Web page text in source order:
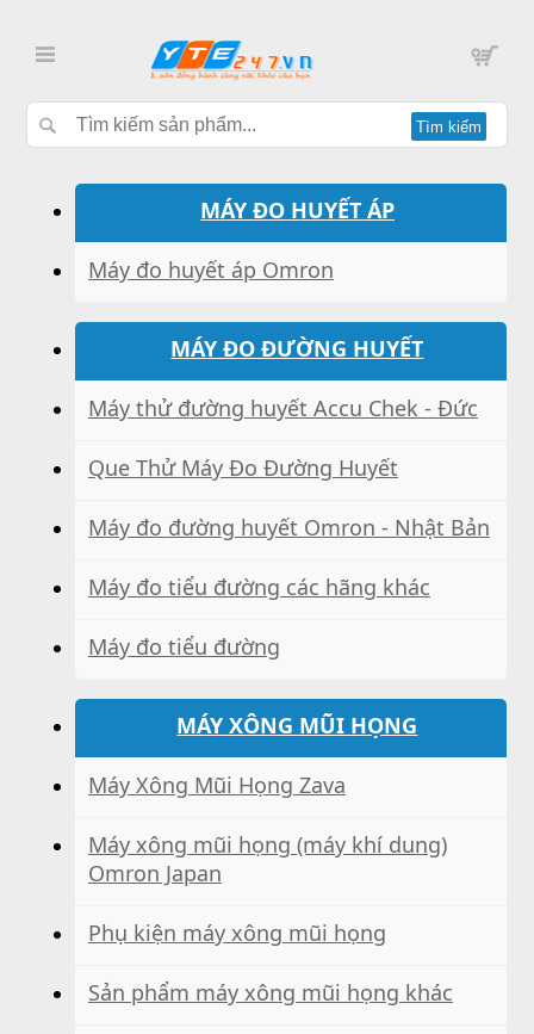
Tìm kiếm
MÁY ĐO HUYẾT ÁP
Máy đo huyết áp Omron
MÁY ĐO ĐƯỜNG HUYẾT
Máy thử đường huyết Accu Chek - Đức
Que Thử Máy Đo Đường Huyết
Máy đo đường huyết Omron - Nhật Bản
Máy đo tiểu đường các hãng khác
Máy đo tiểu đường
MÁY XÔNG MŨI HỌNG
Máy Xông Mũi Họng Zava
Máy xông mũi họng (máy khí dung)
Omron Japan
Phụ kiện máy xông mũi họng
Sản phẩm máy xông mũi họng khác